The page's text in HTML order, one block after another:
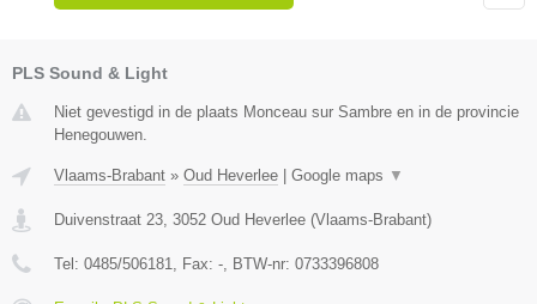
PLS Sound & Light
Niet gevestigd in de plaats Monceau sur Sambre en in de provincie
Henegouwen.
Vlaams-Brabant » Oud Heverlee | Google maps ▼
Duivenstraat 23 3052 Oud Heverlee (Vlaams-Brabant)
Tel: 0485/506181 , Fax: - , BTW-nr: 0733396808